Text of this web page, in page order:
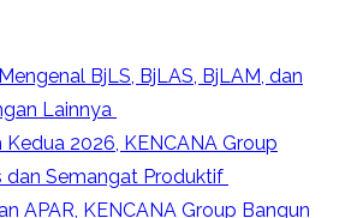
BjLS, BjLAS, BjLAM, dan
Lainnya
2026, KENCANA Group
dan Semangat Produktif
APAR, KENCANA Group Bangun